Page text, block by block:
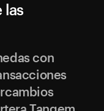
las
con